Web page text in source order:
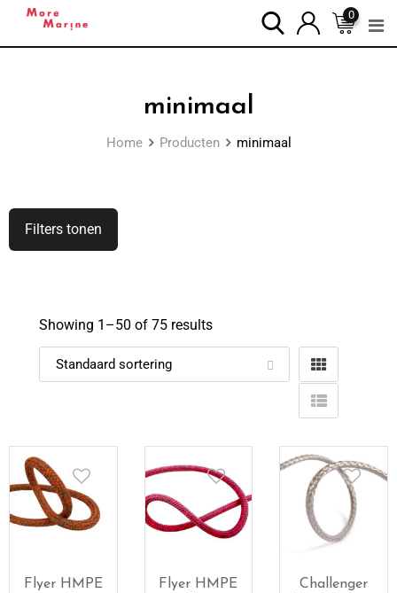
0
minimaal
Home Producten minimaal
Filters tonen
Showing 1–50 of 75 results
Flyer HMPE
Flyer HMPE
Challenger